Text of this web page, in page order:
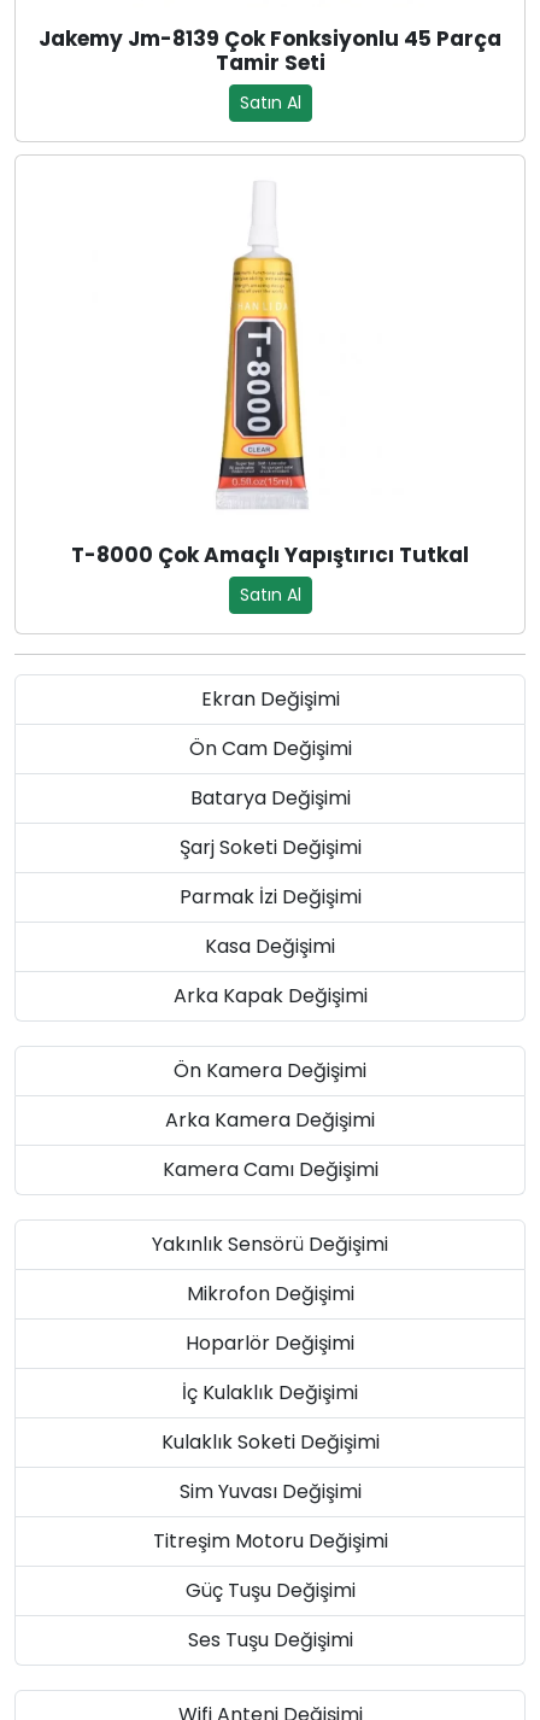
Jakemy Jm-8139 Çok Fonksiyonlu 45 Parça
Tamir Seti
Satın Al
T-8000 Çok Amaçlı Yapıştırıcı Tutkal
Satın Al
Ekran Değişimi
Ön Cam Değişimi
Batarya Değişimi
Şarj Soketi Değişimi
Parmak İzi Değişimi
Kasa Değişimi
Arka Kapak Değişimi
Ön Kamera Değişimi
Arka Kamera Değişimi
Kamera Camı Değişimi
Yakınlık Sensörü Değişimi
Mikrofon Değişimi
Hoparlör Değişimi
İç Kulaklık Değişimi
Kulaklık Soketi Değişimi
Sim Yuvası Değişimi
Titreşim Motoru Değişimi
Güç Tuşu Değişimi
Ses Tuşu Değişimi